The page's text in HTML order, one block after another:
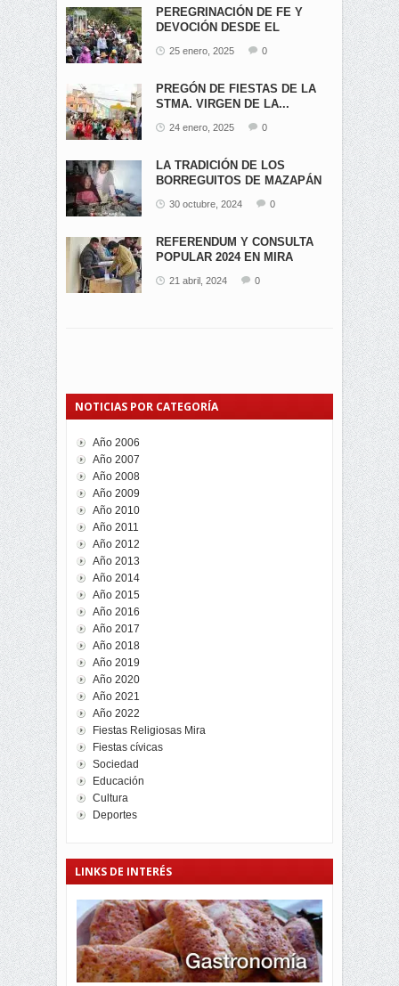
PEREGRINACIÓN DE FE Y
DEVOCIÓN DESDE EL
25 enero, 2025 0
PREGÓN DE FIESTAS DE LA
STMA. VIRGEN DE LA...
24 enero, 2025 0
LA TRADICIÓN DE LOS
BORREGUITOS DE MAZAPÁN
30 octubre, 2024 0
REFERENDUM Y CONSULTA
POPULAR 2024 EN MIRA
21 abril, 2024 0
NOTICIAS POR CATEGORÍA
Año 2006
Año 2007
Año 2008
Año 2009
Año 2010
Año 2011
Año 2012
Año 2013
Año 2014
Año 2015
Año 2016
Año 2017
Año 2018
Año 2019
Año 2020
Año 2021
Año 2022
Fiestas Religiosas Mira
Fiestas cívicas
Sociedad
Educación
Cultura
Deportes
LINKS DE INTERÉS